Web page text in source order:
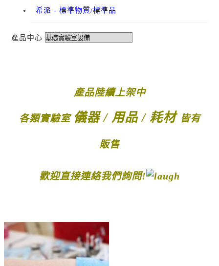
希派 - 標準物質/標準品
產品中心
產品陸續上架中
各類實驗室 儀器 / 用品 / 耗材 皆有
販售
歡迎直接連絡我們詢問!